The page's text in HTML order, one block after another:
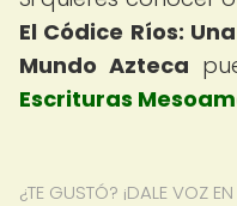
El Códice Ríos:
Mundo Azteca
Escrituras
¿TE GUSTÓ? ¡DALE VOZ